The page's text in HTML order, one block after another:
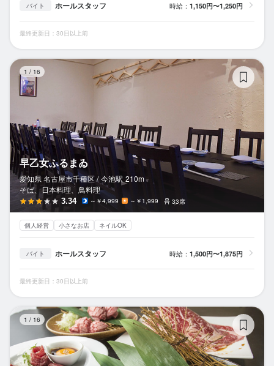
バイト ホールスタッフ 時給： 1,150円〜1,250円
最終更新日：30日以上前
1 / 16
早乙女ふるまゐ
愛知県 名古屋市千種区 / 今池駅 210m
そば、日本料理、鳥料理
3.34 ～￥4,999 ～￥1,999 33席
個人経営 小さなお店 ネイルOK
バイト ホールスタッフ 時給： 1,500円〜1,875円
最終更新日：30日以上前
1 / 16